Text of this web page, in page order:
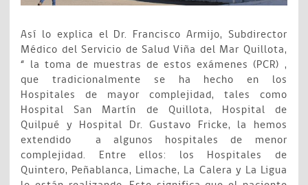
Así lo explica el Dr. Francisco Armijo, Subdirector
Médico del Servicio de Salud Viña del Mar Quillota,
“ la toma de muestras de estos exámenes (PCR) ,
que tradicionalmente se ha hecho en los
Hospitales de mayor complejidad, tales como
Hospital San Martín de Quillota, Hospital de
Quilpué y Hospital Dr. Gustavo Fricke, la hemos
extendido a algunos hospitales de menor
complejidad. Entre ellos: los Hospitales de
Quintero, Peñablanca, Limache, La Calera y La Ligua